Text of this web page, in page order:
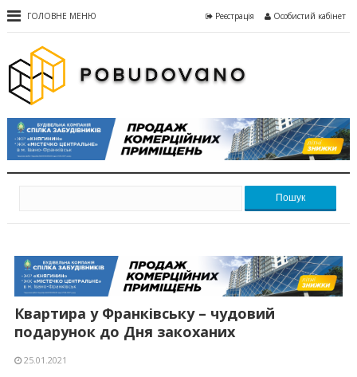
ГОЛОВНЕ МЕНЮ Реєстрація Особистий кабінет
Пошук
Квартира у Франківську – чудовий
подарунок до Дня закоханих
25.01.2021